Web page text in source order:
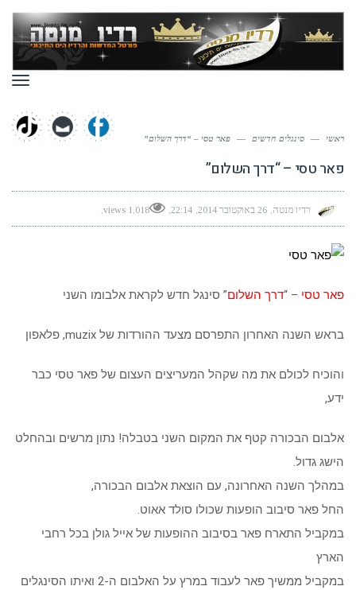
ראשי — סינגלים חדשים — פאר טסי – “דרך השלום”
פאר טסי – “דרך השלום”
רדיו מנטה 26 באוקטובר 2014 22:14
1,018 views
פאר טסי – “דרך השלום” סינגל חדש לקראת אלבומו השני
בראש השנה האחרון התפרסם מצעד ההורדות של muzix, פלאפון
והוכיח לכולם את מה שקהל המעריצים העצום של פאר טסי כבר
ידע,
אלבום הבכורה קטף את המקום השני בטבלה! נתון מרשים ובהחלט
הישג גדול.
במהלך השנה האחרונה, עם הוצאת אלבום הבכורה,
החל פאר סיבוב הופעות שכולו סולד אאוט.
במקביל התארח פאר בסיבוב ההופעות של אייל גולן בכל רחבי
הארץ
במקביל ממשיך פאר לעבוד במרץ על האלבום ה-2 ואיתו הסינגלים